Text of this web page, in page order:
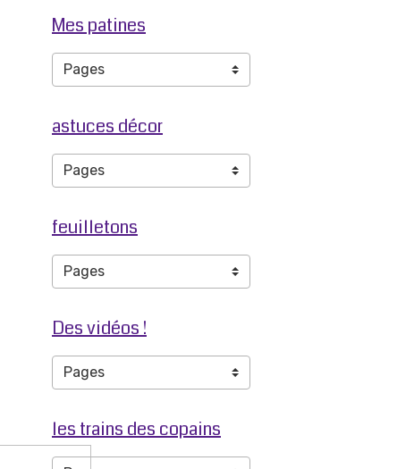
Mes patines
astuces décor
feuilletons
Des vidéos !
les trains des copains